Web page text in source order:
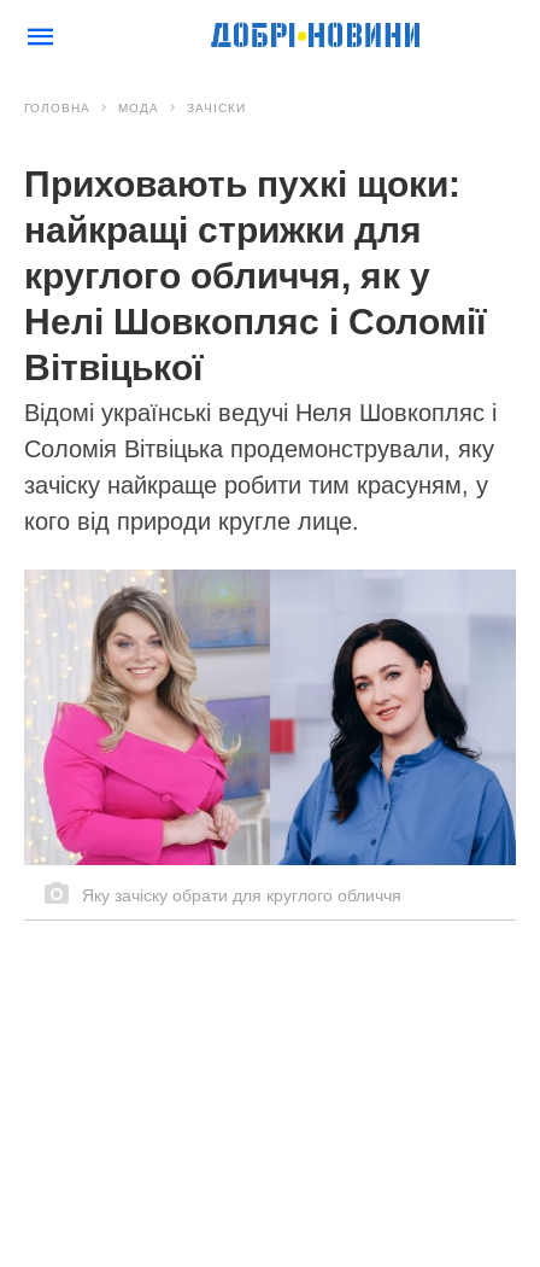
ГОЛОВНА МОДА ЗАЧІСКИ
Приховають пухкі щоки:
найкращі стрижки для
круглого обличчя, як у
Нелі Шовкопляс і Соломії
Вітвіцької
Відомі українські ведучі Неля Шовкопляс і
Соломія Вітвіцька продемонстрували, яку
зачіску найкраще робити тим красуням, у
кого від природи кругле лице.
Яку зачіску обрати для круглого обличчя